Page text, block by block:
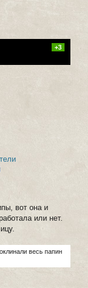
+3
вот она и
или нет.
весь папин